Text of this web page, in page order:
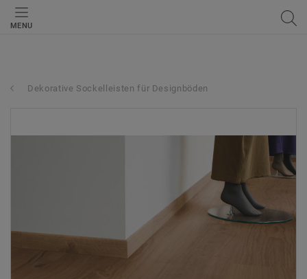
MENU
Dekorative Sockelleisten für Designböden